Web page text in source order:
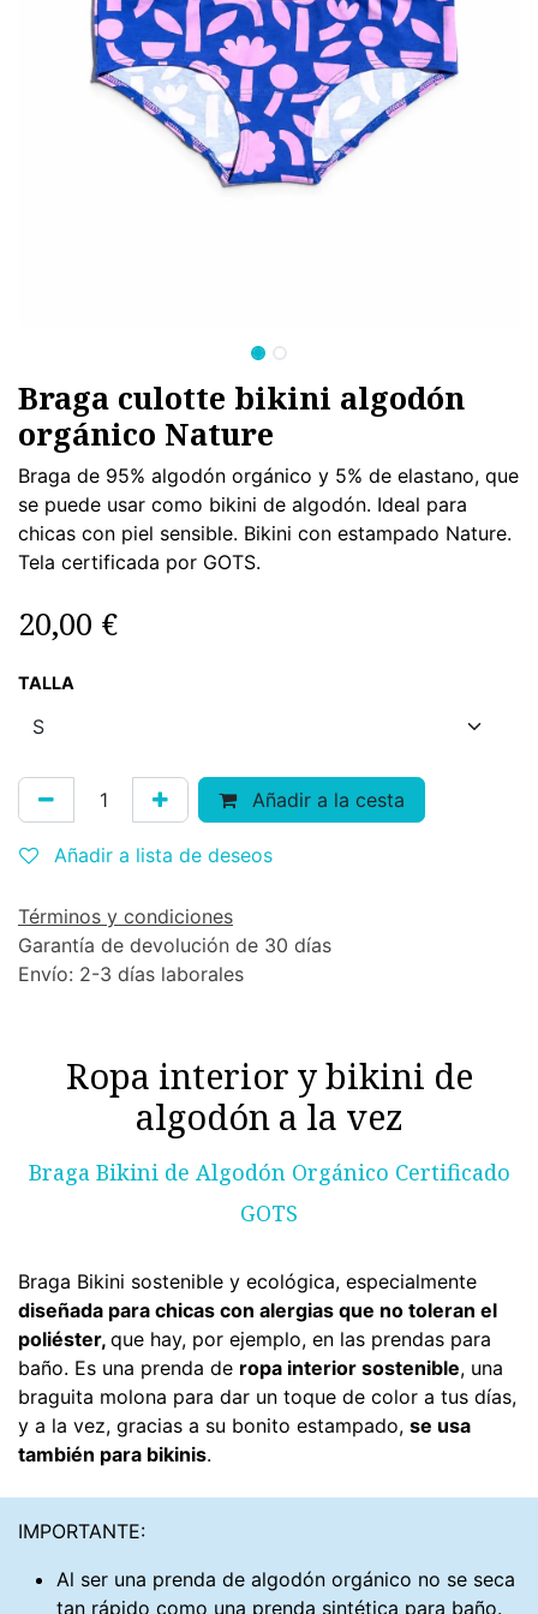
Braga culotte bikini algodón
orgánico Nature
Braga de 95% algodón orgánico y 5% de elastano, que
se puede usar como bikini de algodón. Ideal para
chicas con piel sensible. Bikini con estampado Nature.
Tela certificada por GOTS.
20,00 €
TALLA
Añadir a la cesta
Añadir a lista de deseos
Términos y condiciones
Garantía de devolución de 30 días
Envío: 2-3 días laborales
Ropa interior y bikini de
algodón a la vez
Braga Bikini de Algodón Orgánico Certificado
GOTS
Braga Bikini sostenible y ecológica, especialmente
diseñada para chicas con alergias que no toleran el
poliéster, que hay, por ejemplo, en las prendas para
baño. Es una prenda de ropa interior sostenible, una
braguita molona para dar un toque de color a tus días,
y a la vez, gracias a su bonito estampado, se usa
también para bikinis.
IMPORTANTE:
Al ser una prenda de algodón orgánico no se seca
tan rápido como una prenda sintética para baño.